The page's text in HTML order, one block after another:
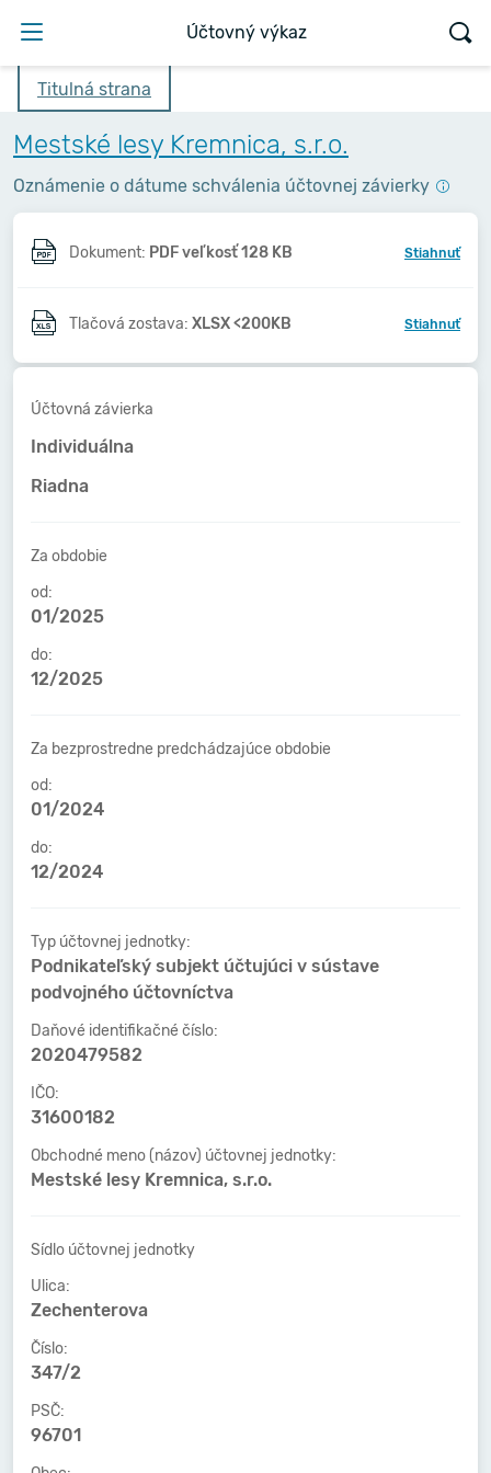
Účtovný výkaz
Titulná strana
Mestské lesy Kremnica, s.r.o.
Oznámenie o dátume schválenia účtovnej závierky
Dokument: PDF veľkosť 128 KB Stiahnuť
Tlačová zostava: XLSX <200KB Stiahnuť
Účtovná závierka
Individuálna
Riadna
Za obdobie
od:
01/2025
do:
12/2025
Za bezprostredne predchádzajúce obdobie
od:
01/2024
do:
12/2024
Typ účtovnej jednotky:
Podnikateľský subjekt účtujúci v sústave
podvojného účtovníctva
Daňové identifikačné číslo:
2020479582
IČO:
31600182
Obchodné meno (názov) účtovnej jednotky:
Mestské lesy Kremnica, s.r.o.
Sídlo účtovnej jednotky
Ulica:
Zechenterova
Číslo:
347/2
PSČ:
96701